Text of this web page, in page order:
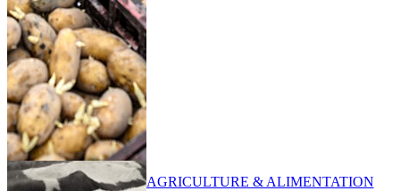
AGRICULTURE & ALIMENTATION